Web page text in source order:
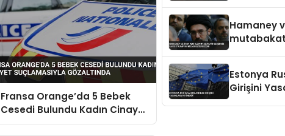
Fransa Orange’da 5 Bebek
Cesedi Bulundu Kadın Cinayet
Suçlamasıyla Gözaltında
Hamaney
Estonya
Girişini